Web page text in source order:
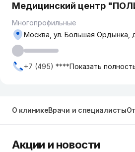
Медицинский центр
Многопрофильные
Москва, ул. Большая Ордынка,
+7 (495) ****Показать
О клиникеВрачи и специалисты
Акции и новости